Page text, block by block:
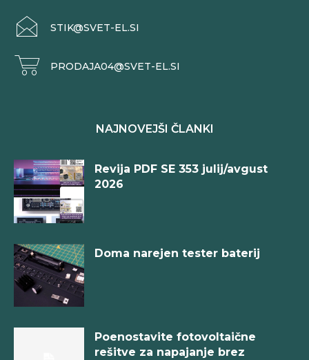
STIK@SVET-EL.SI
PRODAJA04@SVET-EL.SI
NAJNOVEJŠI ČLANKI
Revija PDF SE 353 julij/avgust
2026
Doma narejen tester baterij
Poenostavite fotovoltaične
rešitve za napajanje brez